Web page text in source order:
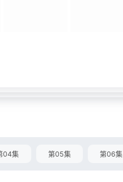
04集 第05集 第06集